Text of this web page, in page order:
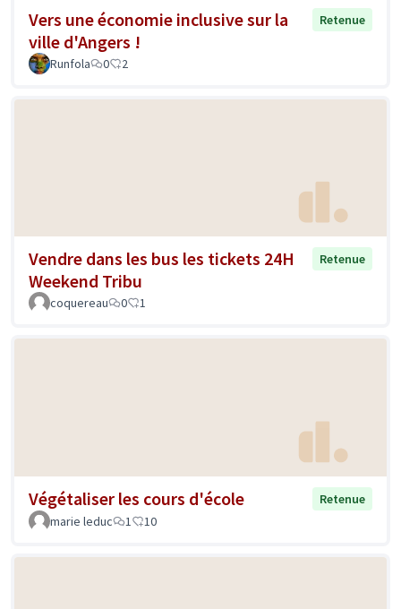
Vers une économie inclusive sur la
ville d'Angers !
Retenue
Runfola 0 2
Vendre dans les bus les tickets 24H
Weekend Tribu
Retenue
coquereau 0 1
Végétaliser les cours d'école
Retenue
marie leduc
1 10